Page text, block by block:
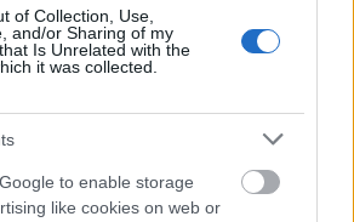
of Collection, Use,
and/or Sharing of my
Is Unrelated with the
it was collected.
to enable storage
like cookies on web or
hogy...
16.